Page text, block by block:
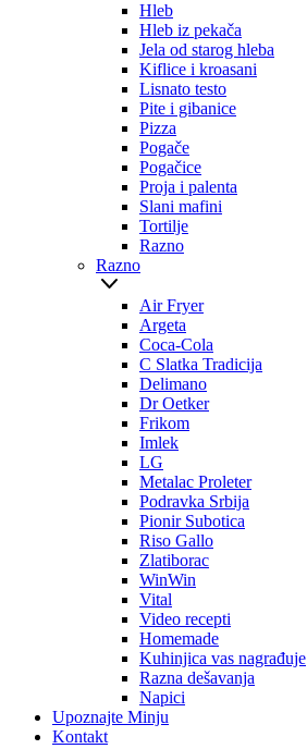
Hleb
Hleb iz pekača
Jela od starog hleba
Kiflice i kroasani
Lisnato testo
Pite i gibanice
Pizza
Pogače
Pogačice
Proja i palenta
Slani mafini
Tortilje
Razno
Razno
Air Fryer
Argeta
Coca-Cola
C Slatka Tradicija
Delimano
Dr Oetker
Frikom
Imlek
LG
Metalac Proleter
Podravka Srbija
Pionir Subotica
Riso Gallo
Zlatiborac
WinWin
Vital
Video recepti
Homemade
Kuhinjica vas nagrađuje
Razna dešavanja
Napici
Upoznajte Minju
Kontakt